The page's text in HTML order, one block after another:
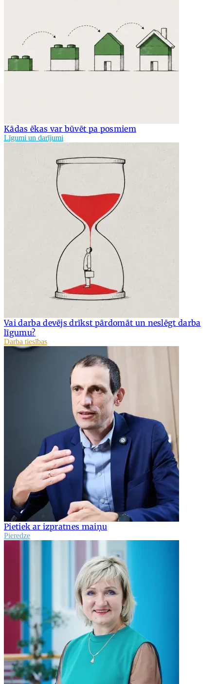
Kādas ēkas var būvēt pa posmiem
Līgumi un darījumi
Vai darba devējs drīkst pārdomāt un neslēgt darba
līgumu?
Darba tiesības
Pietiek ar izpratnes maiņu
Pieredze